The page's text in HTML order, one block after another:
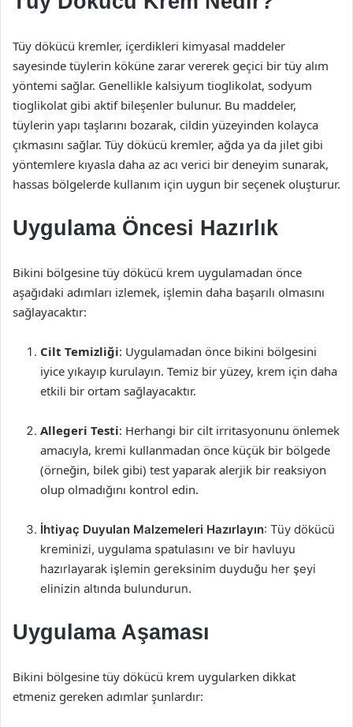
Tüy dökücü kremler, içerdikleri kimyasal maddeler
sayesinde tüylerin köküne zarar vererek geçici bir tüy alım
yöntemi sağlar. Genellikle kalsiyum tioglikolat, sodyum
tioglikolat gibi aktif bileşenler bulunur. Bu maddeler,
tüylerin yapı taşlarını bozarak, cildin yüzeyinden kolayca
çıkmasını sağlar. Tüy dökücü kremler, ağda ya da jilet gibi
yöntemlere kıyasla daha az acı verici bir deneyim sunarak,
hassas bölgelerde kullanım için uygun bir seçenek oluşturur.
Uygulama Öncesi Hazırlık
Bikini bölgesine tüy dökücü krem uygulamadan önce
aşağıdaki adımları izlemek, işlemin daha başarılı olmasını
sağlayacaktır:
Cilt Temizliği: Uygulamadan önce bikini bölgesini
iyice yıkayıp kurulayın. Temiz bir yüzey, krem için daha
etkili bir ortam sağlayacaktır.
Allegeri Testi: Herhangi bir cilt irritasyonunu önlemek
amacıyla, kremi kullanmadan önce küçük bir bölgede
(örneğin, bilek gibi) test yaparak alerjik bir reaksiyon
olup olmadığını kontrol edin.
İhtiyaç Duyulan Malzemeleri Hazırlayın: Tüy dökücü
kreminizi, uygulama spatulasını ve bir havluyu
hazırlayarak işlemin gereksinim duyduğu her şeyi
elinizin altında bulundurun.
Uygulama Aşaması
Bikini bölgesine tüy dökücü krem uygularken dikkat
etmeniz gereken adımlar şunlardır: